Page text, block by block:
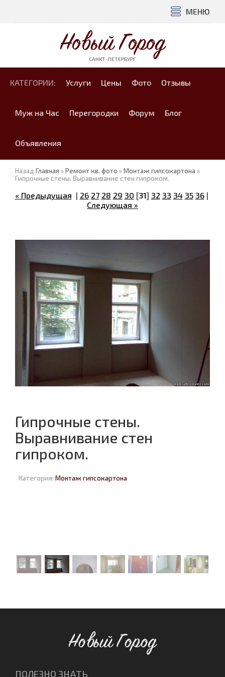
МЕНЮ
Новый Город
САНКТ-ПЕТЕРБУРГ
КАТЕГОРИИ: Услуги Цены Фото Отзывы
Муж на Час Перегородки Форум Блог
Объявления
Назад Главная »Ремонт кв. фото »Монтаж гипсокартона »
Гипрочные стены. Выравнивание стен гипроком.
« Предыдущая | 26 27 28 29 30 [31] 32 33 34 35 36|
Следующая »
Гипрочные стены.
Выравнивание стен
гипроком.
Категория: Монтаж гипсокартона
Новый Город
ПОЛЕЗНО ЗНАТЬ